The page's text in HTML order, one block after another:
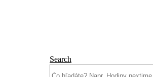
Search